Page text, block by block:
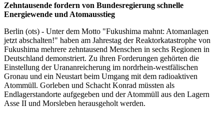
Zehntausende fordern von Bundesregierung schnelle
Energiewende und Atomausstieg
Berlin (ots) - Unter dem Motto "Fukushima mahnt: Atomanlagen
jetzt abschalten!" haben am Jahrestag der Reaktorkatastrophe von
Fukushima mehrere zehntausend Menschen in sechs Regionen in
Deutschland demonstriert. Zu ihren Forderungen gehörten die
Einstellung der Urananreicherung im nordrhein-westfälischen
Gronau und ein Neustart beim Umgang mit dem radioaktiven
Atommüll. Gorleben und Schacht Konrad müssten als
Endlagerstandorte aufgegeben und der Atommüll aus den Lagern
Asse II und Morsleben herausgeholt werden.